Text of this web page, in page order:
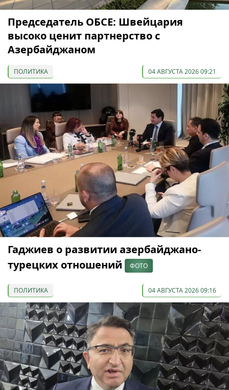
Председатель ОБСЕ: Швейцария
высоко ценит партнерство с
Азербайджаном
ПОЛИТИКА 04 АВГУСТА 2026 09:21
Гаджиев о развитии азербайджано-
турецких отношений
ФОТО
ПОЛИТИКА 04 АВГУСТА 2026 09:16